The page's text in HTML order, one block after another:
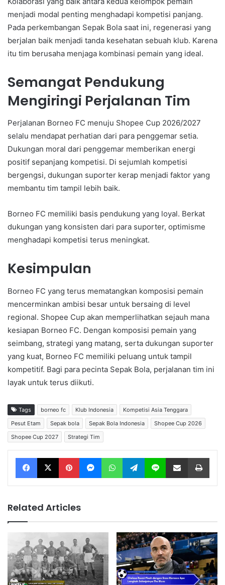
menjadi modal penting menghadapi kompetisi panjang.
Pada perkembangan Sepak Bola saat ini, regenerasi yang
berjalan baik menjadi tanda kesehatan sebuah klub. Karena
itu tim berusaha menjaga kombinasi pemain yang ideal.
Semangat Pendukung
Mengiringi Perjalanan Tim
Perjalanan Borneo FC menuju Shopee Cup 2026/2027
selalu mendapat perhatian dari para penggemar setia.
Dukungan moral dari penggemar memberikan energi
positif sepanjang kompetisi. Di sejumlah kompetisi
bergengsi, dukungan suporter kerap menjadi faktor yang
membantu tim tampil lebih baik.
Borneo FC memiliki basis pendukung yang loyal. Berkat
dukungan yang konsisten dari para suporter, optimisme
menghadapi kompetisi terus meningkat.
Kesimpulan
Borneo FC yang terus mematangkan komposisi pemain
mencerminkan ambisi besar untuk bersaing di level
regional. Shopee Cup akan memperlihatkan sejauh mana
kesiapan Borneo FC. Dengan komposisi pemain yang
seimbang, strategi yang matang, serta dukungan suporter
yang kuat, Borneo FC memiliki peluang untuk tampil
kompetitif. Bagi para pecinta Sepak Bola, perjalanan tim ini
layak untuk terus diikuti.
Tags borneo fc Klub Indonesia
Kompetisi Asia Tenggara
Pesut Etam
Sepak bola Sepak Bola Indonesia
Shopee Cup 2026
Shopee Cup 2027
Strategi Tim
Facebook X Pinterest Messenger WhatsApp Telegram Line Share via Email
Related Articles